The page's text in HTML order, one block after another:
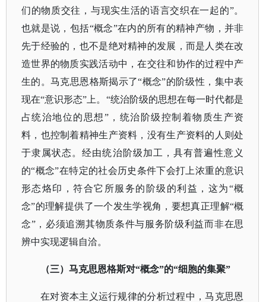
们的物质交往，与现实生活的语言交织在一起的”。
也就是说，包括“概念”在内的所有的精神产物，并非
先于经验的，也不是绝对精神的发展，而是人类在改
造世界的物质实践活动中，在交往和协作的过程中产
生的。马克思恩格斯揭示了“概念”的阶级性，集中表
现在“意识形态”上。“统治阶级的思想在每一时代都是
占统治地位的思想”，统治阶级控制着物质生产资
料，也控制着精神生产资料，没有生产资料的人则处
于隶属状态。经由统治阶级加工，具有普遍性意义
的“概念”在特定的社会历史条件下会打上浓重的意识
形态烙印，符合它所服务的阶级的利益，这为“概
念”的理解提供了一个发生学视角，要想真正理解“概
念”，必须追溯其物质条件与服务阶级利益而非在思
辨中实现逻辑自洽。
（三）马克思恩格斯对“概念”的“细胞的集聚”
在对资本主义运行规律的分析过程中，马克思恩